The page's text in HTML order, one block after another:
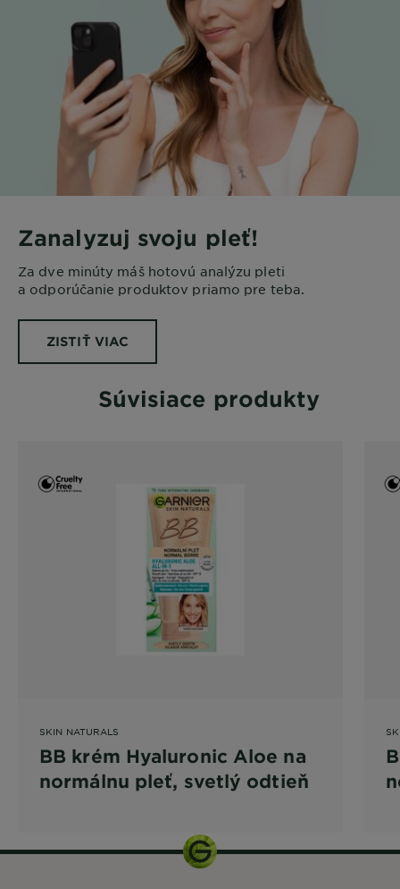
Zanalyzuj svoju pleť!
Za dve minúty máš hotovú analýzu pleti
a odporúčanie produktov priamo pre teba.
ZISTIŤ VIAC
Súvisiace produkty
SKIN NATURALS
BB krém Hyaluronic Aloe na
normálnu pleť, svetlý odtieň